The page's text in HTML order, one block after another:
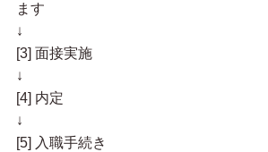
ます
↓
[3] 面接実施
↓
[4] 内定
↓
[5] 入職手続き